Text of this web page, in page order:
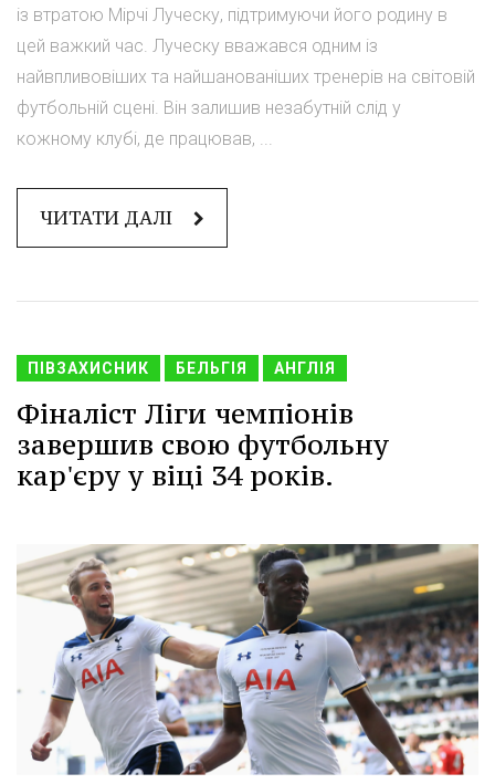
із втратою Мірчі Луческу, підтримуючи його родину в
цей важкий час. Луческу вважався одним із
найвпливовіших та найшанованіших тренерів на світовій
футбольній сцені. Він залишив незабутній слід у
кожному клубі, де працював, ...
ЧИТАТИ ДАЛІ
ПІВЗАХИСНИК БЕЛЬГІЯ АНГЛІЯ
Фіналіст Ліги чемпіонів
завершив свою футбольну
кар'єру у віці 34 років.